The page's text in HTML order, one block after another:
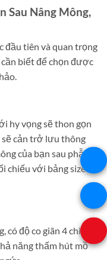
Sau Nâng Mông,
đầu tiên và quan trọng
biết để chọn được
hy vọng sẽ thon gọn
cản trở lưu thông
của bạn sau phẫu
chiếu với bảng size
độ co giãn 4 chiều,
năng thấm hút mồ